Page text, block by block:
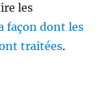
les
façon dont les
traitées.